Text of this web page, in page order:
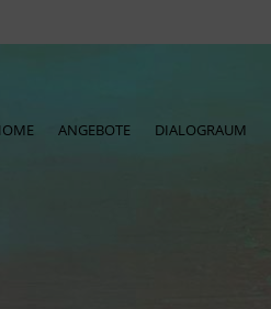
ANGEBOTE DIALOGRAUM